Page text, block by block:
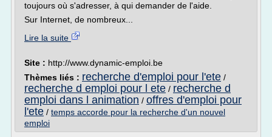
toujours où s'adresser, à qui demander de l'aide.
Sur Internet, de nombreux...
Lire la suite
Site : http://www.dynamic-emploi.be
Thèmes liés : recherche d'emploi pour l'ete /
recherche d emploi pour l ete / recherche d
emploi dans l animation / offres d'emploi pour
l'ete / temps accorde pour la recherche d'un nouvel
emploi